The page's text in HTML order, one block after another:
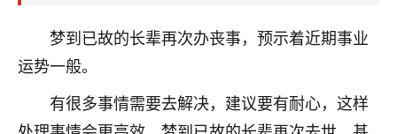
梦到已故的长辈再次办丧事，预示着近期事业
运势一般。
有很多事情需要去解决，建议要有耐心，这样